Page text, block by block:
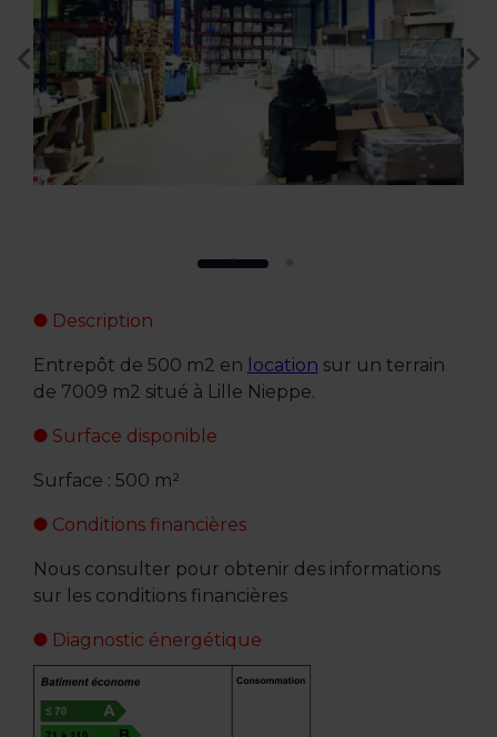
Description
Entrepôt de 500 m2 en location sur un terrain
de 7009 m2 situé à Lille Nieppe.
Surface disponible
Surface : 500 m²
Conditions financières
Nous consulter pour obtenir des informations
sur les conditions financières
Diagnostic énergétique